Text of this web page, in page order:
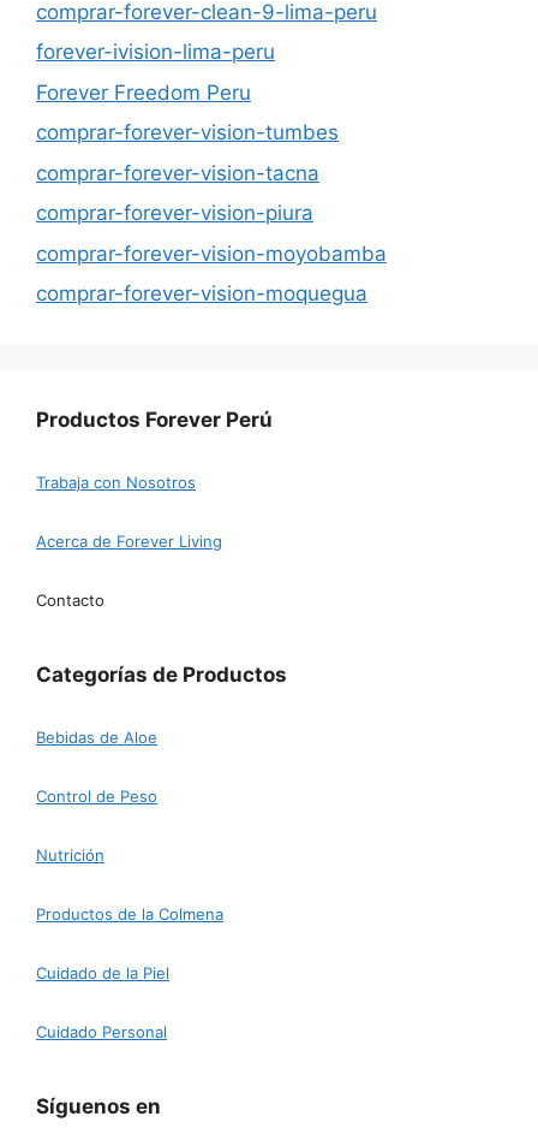
comprar-forever-clean-9-lima-peru
forever-ivision-lima-peru
Forever Freedom Peru
comprar-forever-vision-tumbes
comprar-forever-vision-tacna
comprar-forever-vision-piura
comprar-forever-vision-moyobamba
comprar-forever-vision-moquegua
Productos Forever Perú
Trabaja con Nosotros
Acerca de Forever Living
Contacto
Categorías de Productos
Bebidas de Aloe
Control de Peso
Nutrición
Productos de la Colmena
Cuidado de la Piel
Cuidado Personal
Síguenos en